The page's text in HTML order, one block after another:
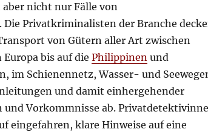
nicht nur Fälle von
Privatkriminalisten der Branche
von Gütern aller Art zwischen
bis auf die Philippinenund
im Schienennetz, Wasser- und
und damit einhergehender
und Vorkommnisse ab.
eingefahren, klare Hinweise auf eine